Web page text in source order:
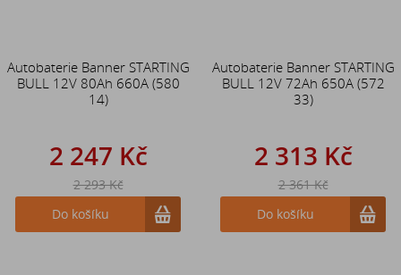
Autobaterie Banner STARTING
BULL 12V 80Ah 660A (580
14)
2 247 Kč
2 293 Kč
Do košíku
Autobaterie Banner STARTING
BULL 12V 72Ah 650A (572
33)
2 313 Kč
2 361 Kč
Do košíku